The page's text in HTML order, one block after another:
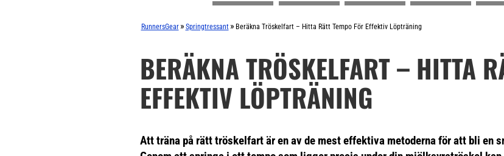
RunnersGear » Springtressant » Beräkna Tröskelfart – Hitta Rätt Tempo För Effektiv Löpträning
BERÄKNA TRÖSKELFART – HITTA
EFFEKTIV LÖPTRÄNING
Att träna på rätt tröskelfart är en av de mest effektiva metoderna för att bli en